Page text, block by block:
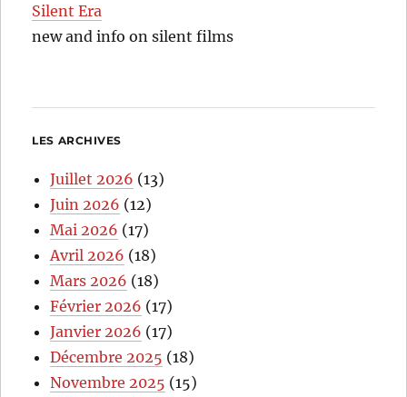
Silent Era
new and info on silent films
LES ARCHIVES
Juillet 2026 (13)
Juin 2026 (12)
Mai 2026 (17)
Avril 2026 (18)
Mars 2026 (18)
Février 2026 (17)
Janvier 2026 (17)
Décembre 2025 (18)
Novembre 2025 (15)